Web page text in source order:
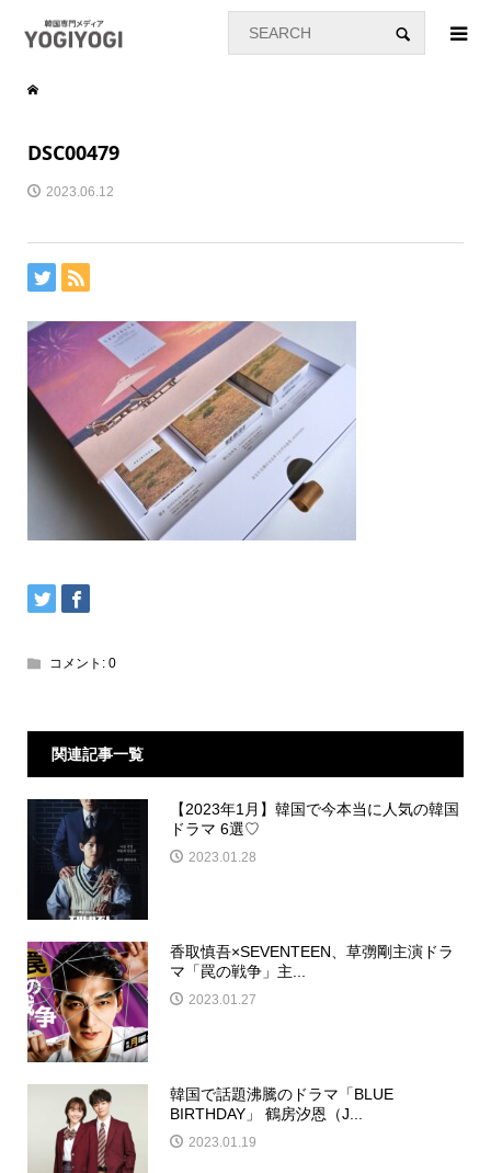
DSC00479
2023.06.12
コメント: 0
関連記事一覧
【2023年1月】韓国で今本当に人気の韓国
ドラマ 6選♡
2023.01.28
香取慎吾×SEVENTEEN、草彅剛主演ドラ
マ「罠の戦争」主...
2023.01.27
韓国で話題沸騰のドラマ「BLUE
BIRTHDAY」 鶴房汐恩（J...
2023.01.19